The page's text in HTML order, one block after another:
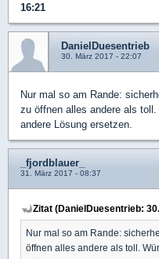
16:21
DanielDuesentrieb
30. März 2017 - 22:07
Nur mal so am Rande:
zu öffnen alles andere als
andere Lösung ersetzen.
_fjordblauer_
31. März 2017 - 08:37
Zitat (DanielDuesentrieb:
Nur mal so am Rande:
öffnen alles andere als toll.